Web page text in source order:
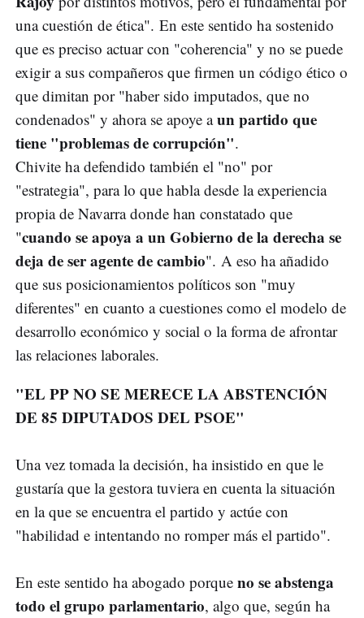
una cuestión de ética". En este sentido ha sostenido
que es preciso actuar con "coherencia" y no se puede
exigir a sus compañeros que firmen un código ético o
que dimitan por "haber sido imputados, que no
condenados" y ahora se apoye aun partido que
tiene "problemas de corrupción".
Chivite ha defendido también el "no" por
"estrategia", para lo que habla desde la experiencia
propia de Navarra donde han constatado que
"cuando se apoya a un Gobierno de la derecha se
deja de ser agente de cambio". A eso ha añadido
que sus posicionamientos políticos son "muy
diferentes" en cuanto a cuestiones como el modelo de
desarrollo económico y social o la forma de afrontar
las relaciones laborales.
"EL PP NO SE MERECE LA ABSTENCIÓN
DE 85 DIPUTADOS DEL PSOE"
Una vez tomada la decisión, ha insistido en que le
gustaría que la gestora tuviera en cuenta la situación
en la que se encuentra el partido y actúe con
"habilidad e intentando no romper más el partido".
En este sentido ha abogado porque no se abstenga
todo el grupo parlamentario, algo que, según ha